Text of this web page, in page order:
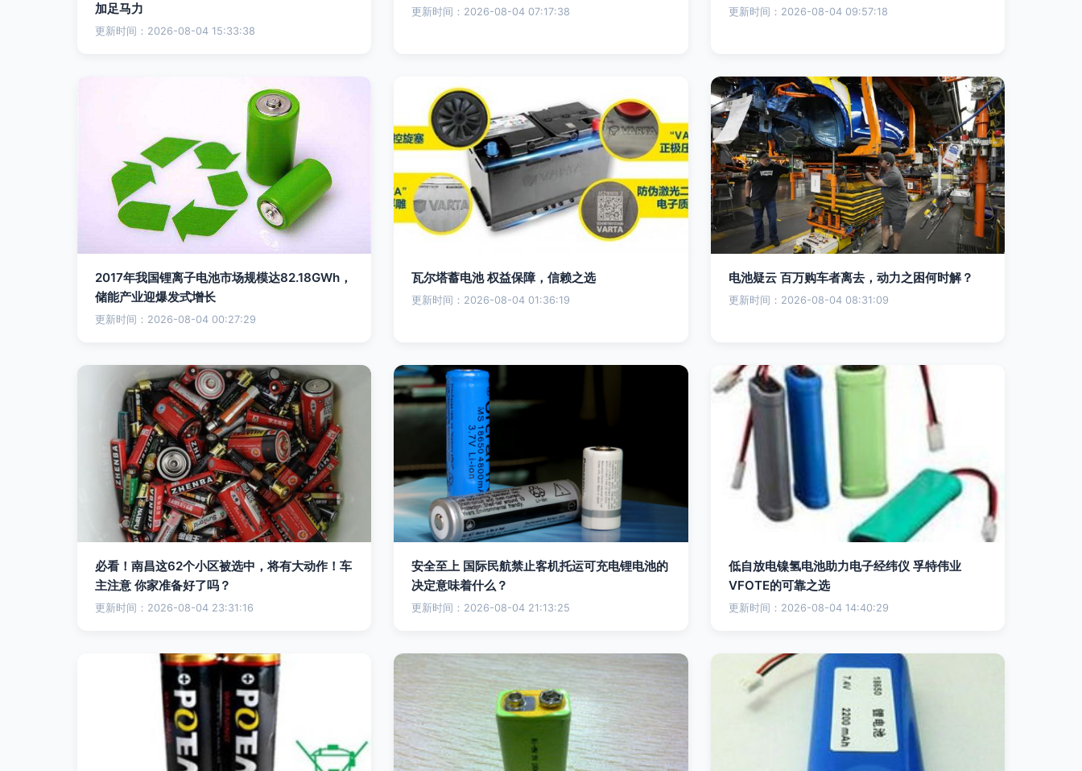
加足马力
更新时间：2026-08-04 15:33:38
更新时间：2026-08-04 07:17:38 更新时间：2026-08-04 09:57:18
2017年我国锂离子电池市场规模达82.18GWh，
储能产业迎爆发式增长
更新时间：2026-08-04 00:27:29
瓦尔塔蓄电池 权益保障，信赖之选
更新时间：2026-08-04 01:36:19
电池疑云 百万购车者离去，动力之困何时解？
更新时间：2026-08-04 08:31:09
必看！南昌这62个小区被选中，将有大动作！车
主注意 你家准备好了吗？
更新时间：2026-08-04 23:31:16
安全至上 国际民航禁止客机托运可充电锂电池的
决定意味着什么？
更新时间：2026-08-04 21:13:25
低自放电镍氢电池助力电子经纬仪 孚特伟业
VFOTE的可靠之选
更新时间：2026-08-04 14:40:29